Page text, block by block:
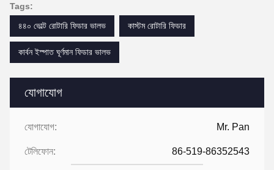
যোগাযোগ
যোগাযোগ: Mr. Pan
টেলিফোন: 86-519-86352543
Tags:
৪৪০ ভোল্ট রোটারি ফিডার ভালভ
কাস্টম রোটারি ফিডার
কার্বন ইস্পাত ঘূর্ণমান ফিডার ভালভ